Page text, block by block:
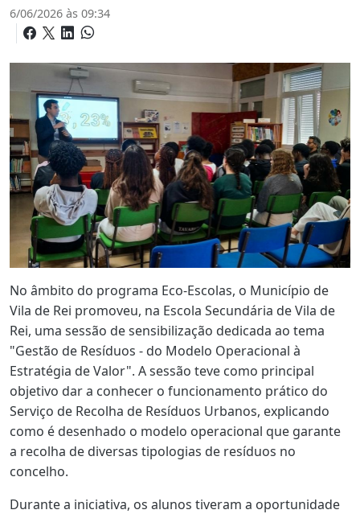
6/06/2026 às 09:34
No âmbito do programa Eco-Escolas, o Município de
Vila de Rei promoveu, na Escola Secundária de Vila de
Rei, uma sessão de sensibilização dedicada ao tema
"Gestão de Resíduos - do Modelo Operacional à
Estratégia de Valor". A sessão teve como principal
objetivo dar a conhecer o funcionamento prático do
Serviço de Recolha de Resíduos Urbanos, explicando
como é desenhado o modelo operacional que garante
a recolha de diversas tipologias de resíduos no
concelho.
Durante a iniciativa, os alunos tiveram a oportunidade